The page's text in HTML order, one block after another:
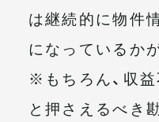
は継続的に物件
になっているか
※もちろん、収
と押さえるべき